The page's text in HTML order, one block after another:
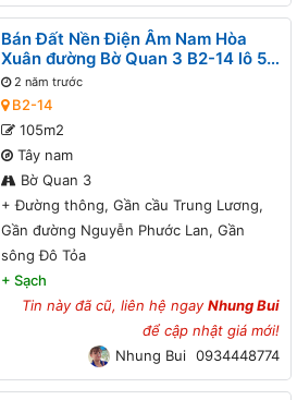
Bán Đất Nền Điện Âm Nam Hòa
Xuân đường Bờ Quan 3 B2-14 lô 5x
- Đường thông, Gần cầu Trung
Lương, Gần đường Nguyễn Phước
Lan, Gần sông Đô Tỏa
2 năm trước
B2-14
105m2
Tây nam
Bờ Quan 3
+Đường thông, Gần cầu Trung Lương,
Gần đường Nguyễn Phước Lan, Gần
sông Đô Tỏa
+ Sạch
Tin này đã cũ, liên hệ ngayNhung Bui
để cập nhật giá mới!
Nhung Bui 0934448774